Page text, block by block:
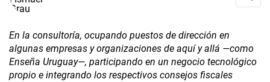
En la consultoría, ocupando puestos de dirección en
algunas empresas y organizaciones de aquí y allá —como
Enseña Uruguay—, participando en un negocio tecnológico
propio e integrando los respectivos consejos fiscales